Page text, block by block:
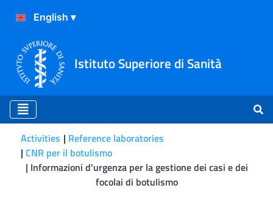
Istituto Superiore di Sanità
Activities
Reference laboratories
CNR per il botulismo
Informazioni d'urgenza per la gestione dei casi e dei
focolai di botulismo